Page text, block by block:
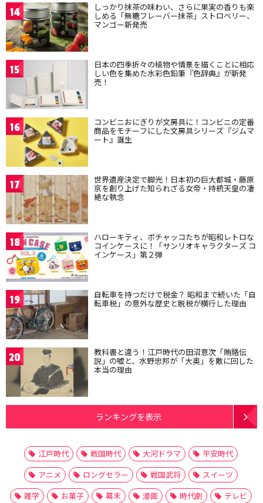
14 しっかり抹茶の味わい、さらに果実の香りも楽
しめる「無糖フレーバー抹茶」ストロベリー、
マンゴー新発売
15 日本の四季折々の植物や情景を描くことに相応
しい色を集めた水彩色鉛筆『色辞典』が新発
売！
16 コンビニおにぎりが文房具に！コンビニの定番
商品をモチーフにした文房具シリーズ『ジムマ
ート』誕生
17 世界遺産決定で脚光！日本初の巨大都城・藤原
京を創り上げた知られざる女帝・持統天皇の凄
絶な執念
18 ハローキティ、ポチャッコたちが昭和レトロな
コインケースに！「サンリオキャラクターズ コ
インケース」第２弾
19 自転車を持つだけで税金？ 昭和まで続いた「自
転車税」の意外な歴史と脱税が横行した理由
20 教科書と違う！江戸時代の田沼意次「賄賂伝
説」の嘘と、水野忠邦が「大奥」を敵に回した
本当の理由
ランキングを表示
江戸時代 戦国時代 大河ドラマ
平安時代
アニメ
ロングセラー 戦国武将
スイーツ
雑学
お菓子 幕末 漫画 時代劇
テレビ